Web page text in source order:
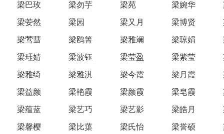
梁巴玫 梁勿芋 梁苑 梁婉华
梁荌然 梁园 梁又月 梁博贤
梁莺彗 梁鸥箐 梁雅斓 梁琼娟
梁珏婧 梁波钰 梁莹盈 梁紫莹
梁雅绮 梁雅淇 梁今霞 梁月霞
梁益颜 梁艳霞 梁颜霞 梁皂霞
梁蕴蓝 梁艺巧 梁艺影 梁皓月
梁馨樱 梁比蕖 梁氏怡 梁誉硕